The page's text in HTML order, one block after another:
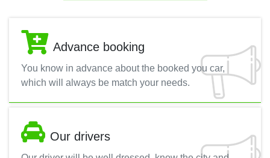
Advance booking
You know in advance about the booked you car,
which will always be match your needs.
Our drivers